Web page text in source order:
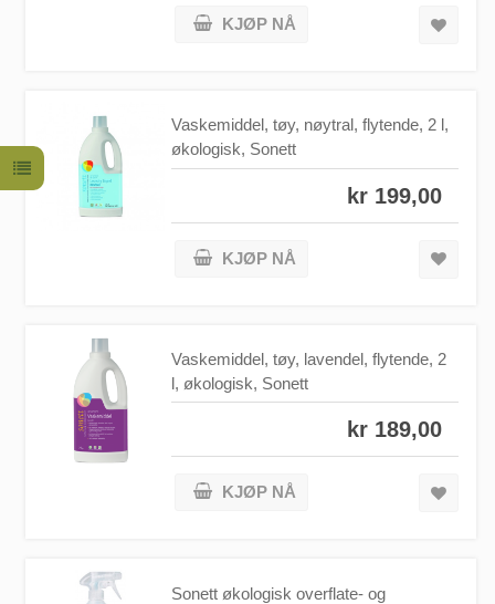
KJØP NÅ
Vaskemiddel, tøy, nøytral, flytende, 2 l,
økologisk, Sonett
kr 199,00
KJØP NÅ
Vaskemiddel, tøy, lavendel, flytende, 2
l, økologisk, Sonett
kr 189,00
KJØP NÅ
Sonett økologisk overflate- og